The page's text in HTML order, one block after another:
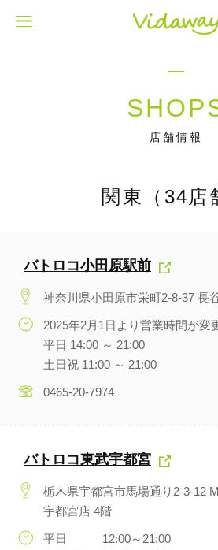
店舗情報
関東（34店
バトロコ小田原駅前
神奈川県小田原市栄町2-8-37 長
2025年2月1日より営業時間が変
平日 14:00 ～ 21:00
土日祝 11:00 ～ 21:00
0465-20-7974
バトロコ東武宇都宮
栃木県宇都宮市馬場通り2-3-12
宇都宮店 4階
平日 12:00～21:00